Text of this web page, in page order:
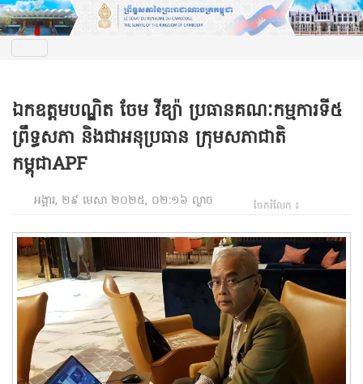
ឯកឧត្តមបណ្ឌិត ចែម វីឌ្យ៉ា ប្រធានគណៈកម្មការទី៥
ព្រឹទ្ធសភា និងជាអនុប្រធាន ក្រុមសភាជាតិ
កម្ពុជាAPF
អង្គារ, ២៩ មេសា ២០២៥, ០២:១៦ ល្ងាច ចែករំលែក ៖